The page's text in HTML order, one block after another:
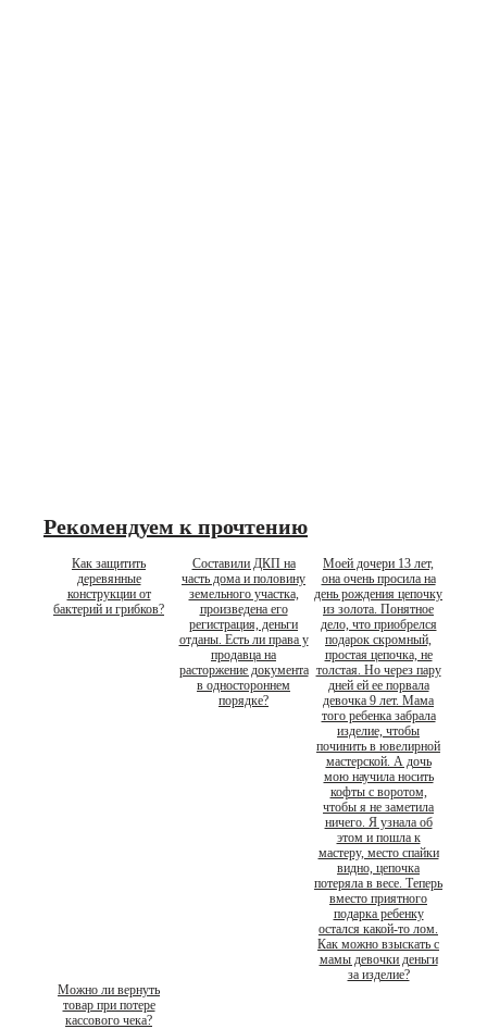
Рекомендуем к прочтению
Как защитить
деревянные
конструкции от
бактерий и грибков?
Составили ДКП на
часть дома и половину
земельного участка,
произведена его
регистрация, деньги
отданы. Есть ли права у
продавца на
расторжение документа
в одностороннем
порядке?
Моей дочери 13 лет,
она очень просила на
день рождения цепочку
из золота. Понятное
дело, что приобрелся
подарок скромный,
простая цепочка, не
толстая. Но через пару
дней ей ее порвала
девочка 9 лет. Мама
того ребенка забрала
изделие, чтобы
починить в ювелирной
мастерской. А дочь
мою научила носить
кофты с воротом,
чтобы я не заметила
ничего. Я узнала об
этом и пошла к
мастеру, место спайки
видно, цепочка
потеряла в весе. Теперь
вместо приятного
подарка ребенку
остался какой-то лом.
Как можно взыскать с
мамы девочки деньги
за изделие?
Можно ли вернуть
товар при потере
кассового чека?